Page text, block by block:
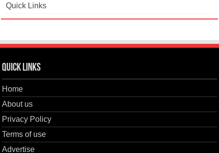
Quick Links
Quick Links
Home
About us
Privacy Policy
Terms of use
Advertise